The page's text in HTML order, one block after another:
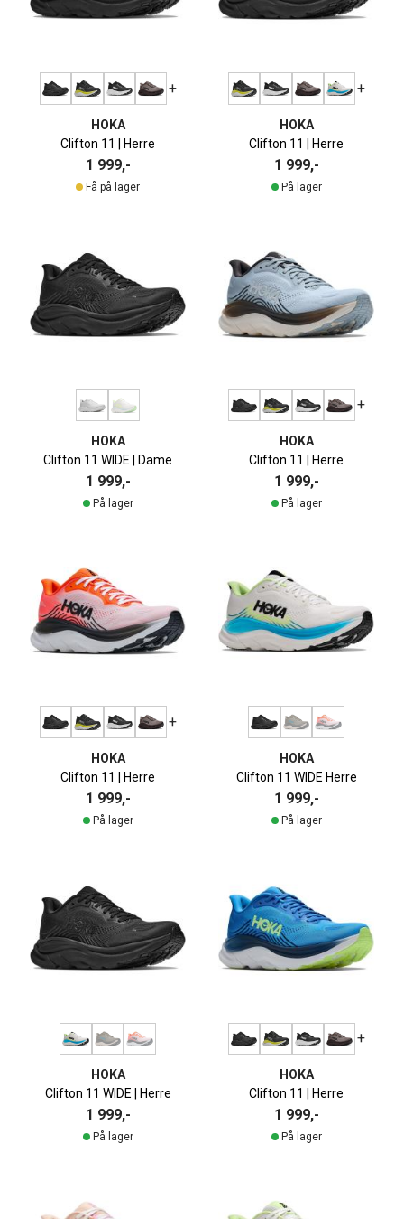
+
HOKA
Clifton 11 | Herre
1 999,-
Få på lager
+
HOKA
Clifton 11 | Herre
1 999,-
På lager
HOKA
Clifton 11 WIDE | Dame
1 999,-
På lager
+
HOKA
Clifton 11 | Herre
1 999,-
På lager
+
HOKA
Clifton 11 | Herre
1 999,-
På lager
HOKA
Clifton 11 WIDE Herre
1 999,-
På lager
HOKA
Clifton 11 WIDE | Herre
1 999,-
På lager
+
HOKA
Clifton 11 | Herre
1 999,-
På lager